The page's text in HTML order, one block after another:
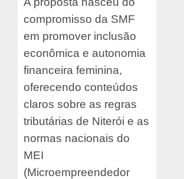
compromisso da SMF
em promover inclusão
econômica e autonomia
financeira feminina,
oferecendo conteúdos
claros sobre as regras
tributárias de Niterói e as
normas nacionais do
MEI
(Microempreendedor